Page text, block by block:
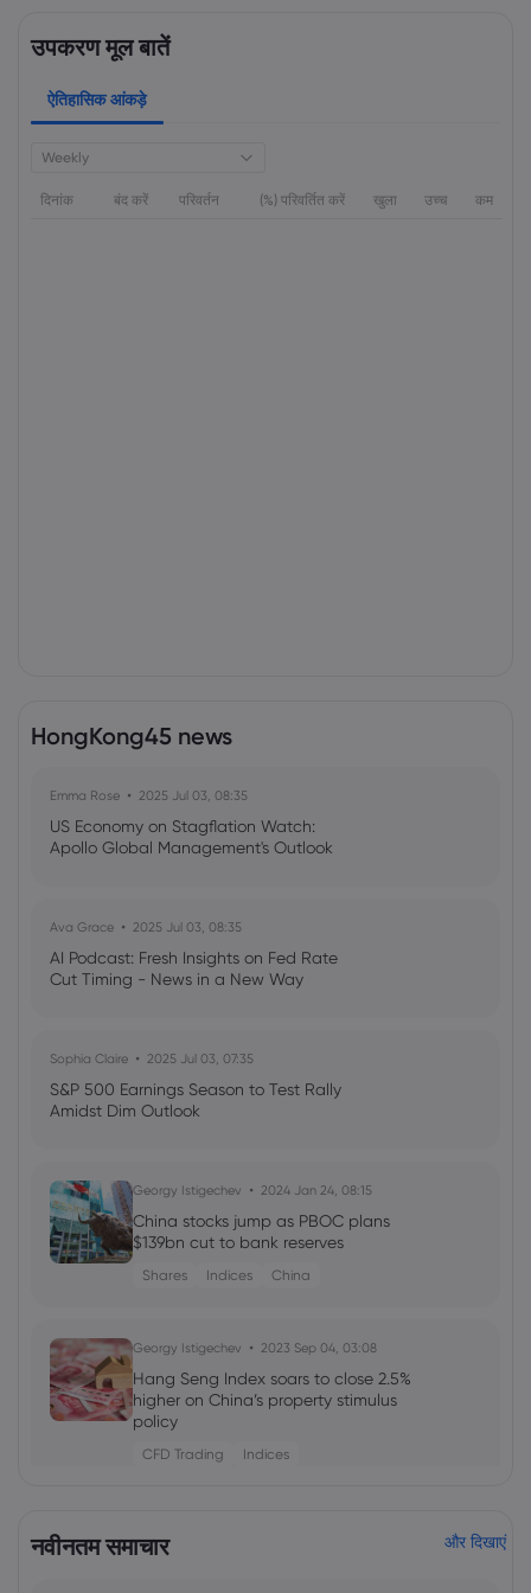
उपकरण मूल बातें
ऐतिहासिक आंकड़े
Weekly
दिनांक बंद करें परिवर्तन (%) परिवर्तित करें खुला उच्च कम
HongKong45 news
Emma Rose 2025 Jul 03, 08:35
US Economy on Stagflation Watch:
Apollo Global Management's Outlook
Ava Grace 2025 Jul 03, 08:35
AI Podcast: Fresh Insights on Fed Rate
Cut Timing - News in a New Way
Sophia Claire 2025 Jul 03, 07:35
S&P 500 Earnings Season to Test Rally
Amidst Dim Outlook
Georgy Istigechev 2024 Jan 24, 08:15
China stocks jump as PBOC plans
$139bn cut to bank reserves
Shares Indices China
Georgy Istigechev 2023 Sep 04, 03:08
Hang Seng Index soars to close 2.5%
higher on China’s property stimulus
policy
CFD Trading Indices
Stocks rally, dollar offered, OPEC meeting
नवीनतम समाचार और दिखाएं